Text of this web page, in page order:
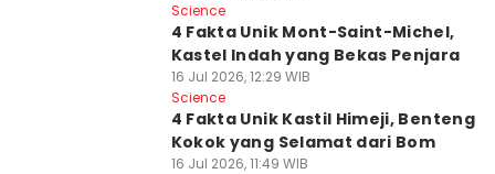
Science
4 Fakta Unik Mont-Saint-Michel,
Kastel Indah yang Bekas Penjara
16 Jul 2026, 12:29 WIB
Science
4 Fakta Unik Kastil Himeji, Benteng
Kokok yang Selamat dari Bom
16 Jul 2026, 11:49 WIB